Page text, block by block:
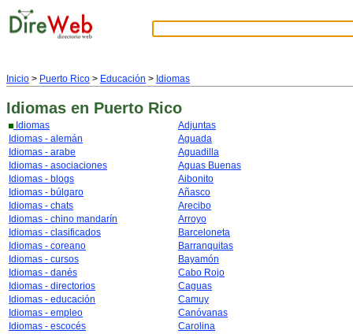
Inicio > Puerto Rico > Educación > Idiomas
Idiomas en Puerto Rico
Idiomas
Idiomas - alemán
Idiomas - arabe
Idiomas - asociaciones
Idiomas - blogs
Idiomas - búlgaro
Idiomas - chats
Idiomas - chino mandarín
Idiomas - clasificados
Idiomas - coreano
Idiomas - cursos
Idiomas - danés
Idiomas - directorios
Idiomas - educación
Idiomas - empleo
Idiomas - escocés
Adjuntas
Aguada
Aguadilla
Aguas Buenas
Aibonito
Añasco
Arecibo
Arroyo
Barceloneta
Barranquitas
Bayamón
Cabo Rojo
Caguas
Camuy
Canóvanas
Carolina